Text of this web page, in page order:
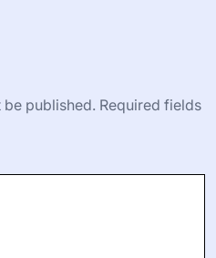
published. Required fields